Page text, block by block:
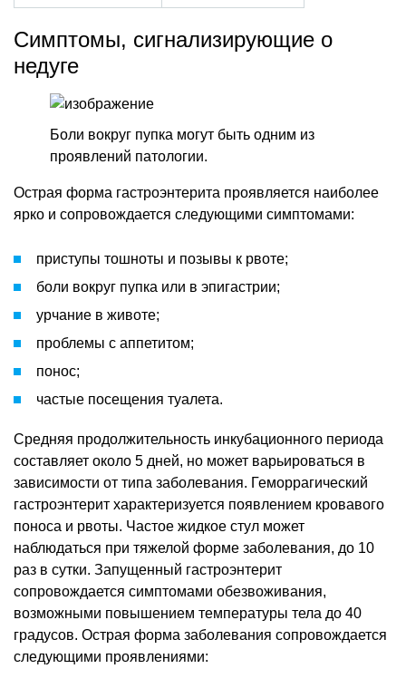
Симптомы, сигнализирующие о
недуге
Боли вокруг пупка могут быть одним из
проявлений патологии.
Острая форма гастроэнтерита проявляется наиболее
ярко и сопровождается следующими симптомами:
приступы тошноты и позывы к рвоте;
боли вокруг пупка или в эпигастрии;
урчание в животе;
проблемы с аппетитом;
понос;
частые посещения туалета.
Средняя продолжительность инкубационного периода
составляет около 5 дней, но может варьироваться в
зависимости от типа заболевания. Геморрагический
гастроэнтерит характеризуется появлением кровавого
поноса и рвоты. Частое жидкое стул может
наблюдаться при тяжелой форме заболевания, до 10
раз в сутки. Запущенный гастроэнтерит
сопровождается симптомами обезвоживания,
возможными повышением температуры тела до 40
градусов. Острая форма заболевания сопровождается
следующими проявлениями: